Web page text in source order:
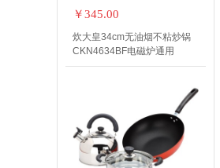
￥345.00
炊大皇34cm无油烟不粘炒锅
CKN4634BF电磁炉通用